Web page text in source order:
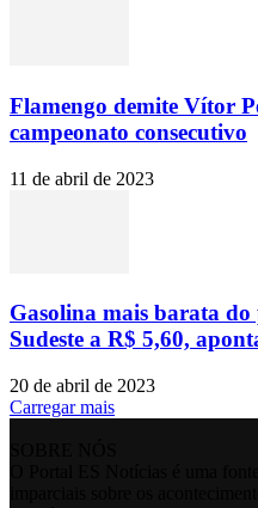
Flamengo demite Vítor
campeonato consecutivo
11 de abril de 2023
Gasolina mais barata
Sudeste a R$ 5,60,
20 de abril de 2023
Carregar mais